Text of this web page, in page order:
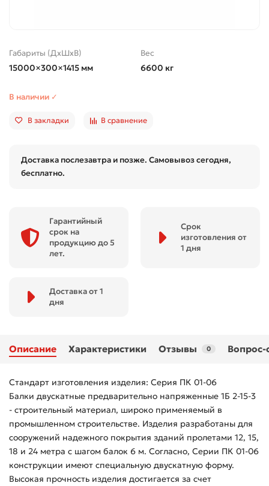
Габариты (ДхШхВ)
15000×300×1415 мм
Вес
6600 кг
В наличии ✓
В закладки В сравнение
Доставка послезавтра и позже. Самовывоз сегодня,
бесплатно.
Гарантийный
срок на
продукцию до 5
лет.
Срок
изготовления от
1 дня
Доставка от 1
дня
Описание Характеристики Отзывы 0 Вопрос-
Стандарт изготовления изделия: Серия ПК 01-06
Балки двускатные предварительно напряженные 1Б 2-15-3
- строительный материал, широко применяемый в
промышленном строительстве. Изделия разработаны для
сооружений надежного покрытия зданий пролетами 12, 15,
18 и 24 метра с шагом балок 6 м. Согласно, Серии ПК 01-06
конструкции имеют специальную двускатную форму.
Высокая прочность изделия достигается за счет